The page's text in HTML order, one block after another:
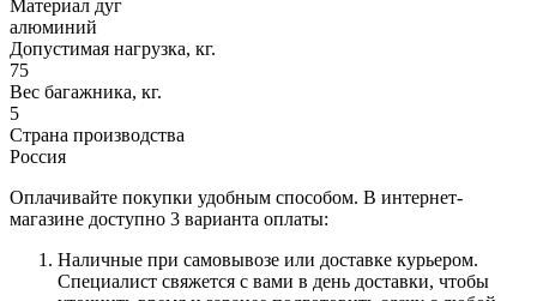
Материал дуг
алюминий
Допустимая нагрузка, кг.
75
Вес багажника, кг.
5
Страна производства
Россия
Оплачивайте покупки удобным способом. В интернет-
магазине доступно 3 варианта оплаты:
Наличные при самовывозе или доставке курьером.
Специалист свяжется с вами в день доставки, чтобы